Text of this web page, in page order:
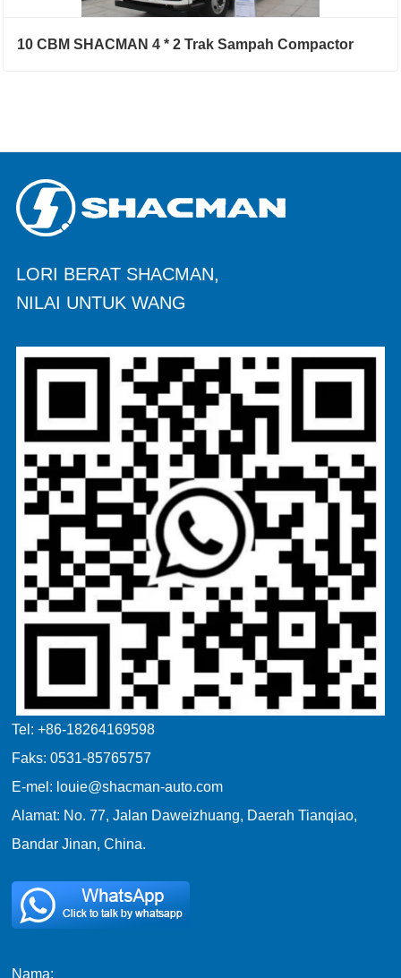
10 CBM SHACMAN 4 * 2 Trak Sampah Compactor
LORI BERAT SHACMAN,
NILAI UNTUK WANG
Tel: +86-18264169598
Faks: 0531-85765757
E-mel: louie@shacman-auto.com
Alamat: No. 77, Jalan Daweizhuang, Daerah Tianqiao,
Bandar Jinan, China.
Nama: